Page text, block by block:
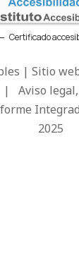
Certificado
| Sitio
| Aviso
2025